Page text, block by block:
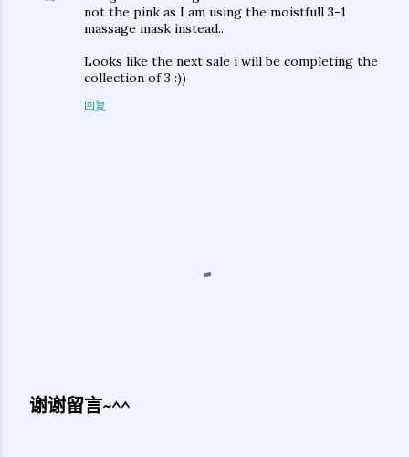
not the pink as I am using the moistfull 3-1
massage mask instead..
Looks like the next sale i will be completing the
collection of 3 :))
回复
谢谢留言~^^